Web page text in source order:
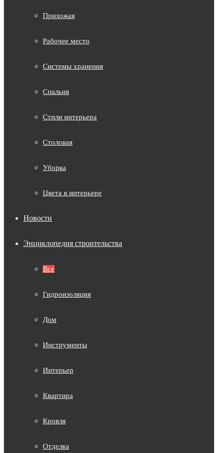
Прихожая
Рабочее место
Системы хранения
Спальня
Стили интерьера
Столовая
Уборка
Цвета в интерьере
Новости
Энциклопедия строительства
Все
Гидроизоляция
Дом
Инструменты
Интерьер
Квартира
Кровля
Отделка